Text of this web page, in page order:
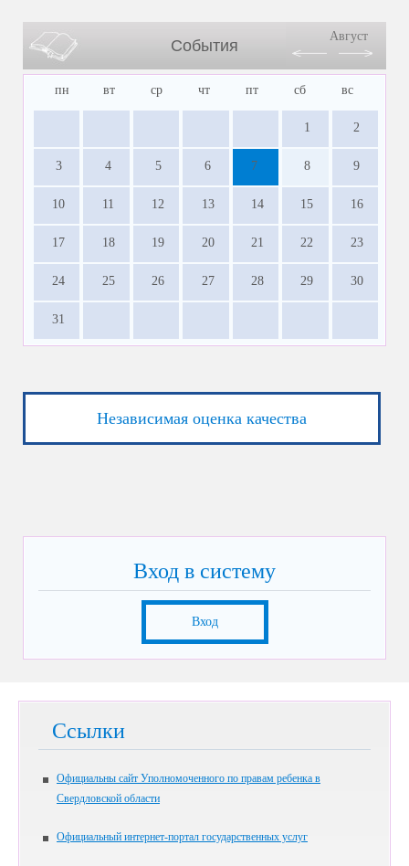
События
Август
пн вт ср чт пт сб вс
1 2
3 4 5 6 7 8 9
10 11 12 13 14 15 16
17 18 19 20 21 22 23
24 25 26 27 28 29 30
31
Независимая оценка качества
Вход в систему
Вход
Ссылки
Официальны сайт Уполномоченного по правам ребенка в
Свердловской области
Официальный интернет-портал государственных услуг